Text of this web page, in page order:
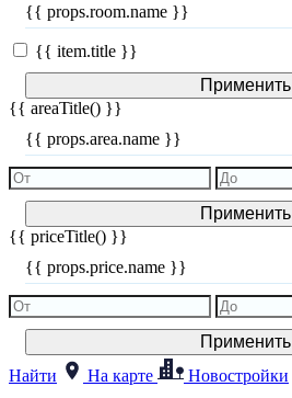
{{ props.room.name }}
{{ item.title }}
Применить
{{ areaTitle() }}
{{ props.area.name }}
Применить
{{ priceTitle() }}
{{ props.price.name }}
Применить
Найти
На карте Новостройки